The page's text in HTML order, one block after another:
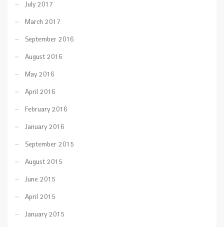
July 2017
March 2017
September 2016
August 2016
May 2016
April 2016
February 2016
January 2016
September 2015
August 2015
June 2015
April 2015
January 2015